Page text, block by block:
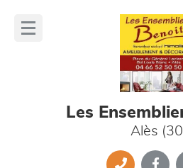
Les
Alès